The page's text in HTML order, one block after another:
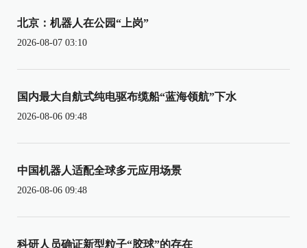
北京：机器人在公园“上岗”
2026-08-07 03:10
国内最大自航式纯电驱布缆船“蓝海领航”下水
2026-08-06 09:48
中国机器人适配全球多元应用场景
2026-08-06 09:48
科研人员确证新型粒子“胶球”的存在